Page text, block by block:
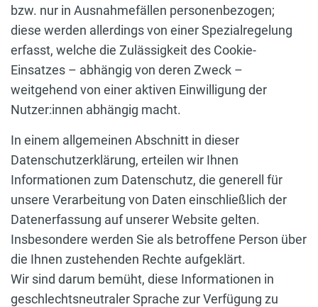
bzw. nur in Ausnahmefällen personenbezogen;
diese werden allerdings von einer Spezialregelung
erfasst, welche die Zulässigkeit des Cookie-
Einsatzes – abhängig von deren Zweck –
weitgehend von einer aktiven Einwilligung der
Nutzer:innen abhängig macht.
In einem allgemeinen Abschnitt in dieser
Datenschutzerklärung, erteilen wir Ihnen
Informationen zum Datenschutz, die generell für
unsere Verarbeitung von Daten einschließlich der
Datenerfassung auf unserer Website gelten.
Insbesondere werden Sie als betroffene Person über
die Ihnen zustehenden Rechte aufgeklärt.
Wir sind darum bemüht, diese Informationen in
geschlechtsneutraler Sprache zur Verfügung zu